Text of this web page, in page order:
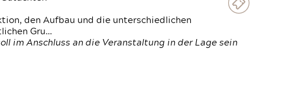
den Aufbau und die unterschiedlichen
Gru…
im Anschluss an die Veranstaltung in der Lage sein